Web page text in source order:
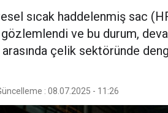
sıcak haddelenmiş sac
gözlemlendi ve bu durum,
çelik sektöründe
: 08.07.2025 - 11:26